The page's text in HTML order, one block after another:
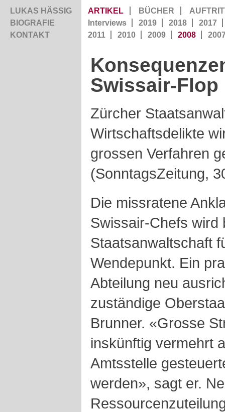
LUKAS HÄSSIG
BIOGRAFIE
KONTAKT
ARTIKEL BÜCHER
Interviews
2019 2018
2017
2011
2010 2009 2008
Swissair-Flop
Zürcher
Wirtschaftsdelikte
grossen Verfahren
(SonntagsZeitung,
Die missratene
Swissair-Chefs wird
Staatsanwaltschaft
Wendepunkt. Ein
Abteilung neu
zuständige
Brunner. «Grosse
inskünftig vermehrt
Amtsstelle
werden», sagt er.